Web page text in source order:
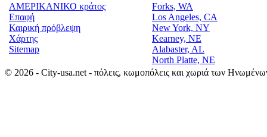
ΑΜΕΡΙΚΑΝΙΚΟ κράτος
Επαφή
Καιρική πρόβλεψη
Χάρτης
Sitemap
Forks, WA
Los Angeles, CA
New York, NY
Kearney, NE
Alabaster, AL
North Platte, NE
© 2026 - City-usa.net - πόλεις, κωμοπόλεις και χωριά των